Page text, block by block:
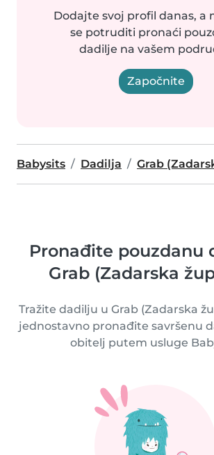
Dodajte svoj profil danas, a
se potruditi pronaći
dadilje na vašem
Započnite
Babysits Dadilja Grab
Pronađite pouzdanu
Grab (Zadarska
Tražite dadilju u Grab (Zadarska
jednostavno pronađite savršenu
obitelj putem usluge